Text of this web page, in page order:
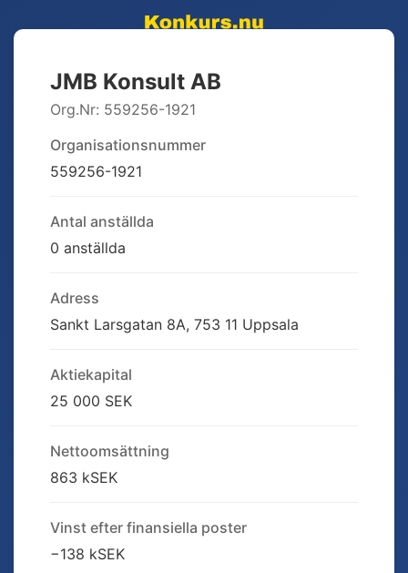
JMB Konsult AB
Org.Nr: 559256-1921
Organisationsnummer
559256-1921
Antal anställda
0 anställda
Adress
Sankt Larsgatan 8A, 753 11 Uppsala
Aktiekapital
25 000 SEK
Nettoomsättning
863 kSEK
Vinst efter finansiella poster
−138 kSEK